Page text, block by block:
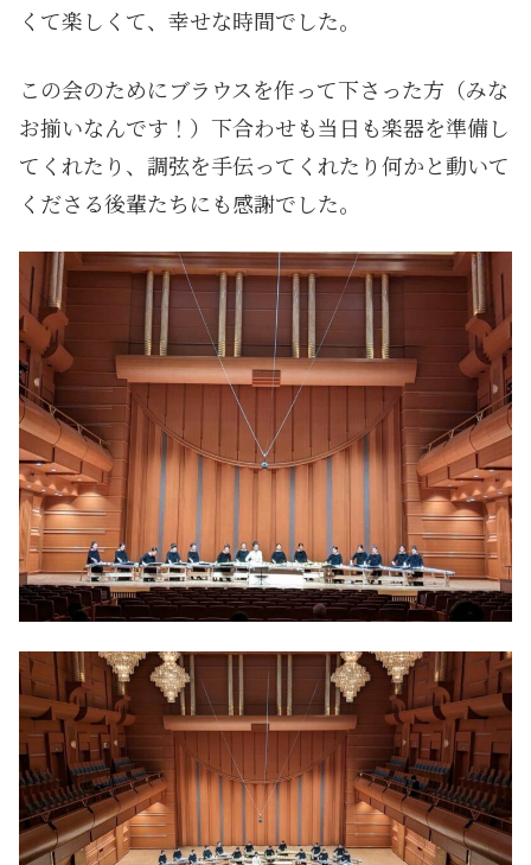
くて楽しくて、幸せな時間でした。
この会のためにブラウスを作って下さった方（みな
お揃いなんです！）下合わせも当日も楽器を準備し
てくれたり、調弦を手伝ってくれたり何かと動いて
くださる後輩たちにも感謝でした。